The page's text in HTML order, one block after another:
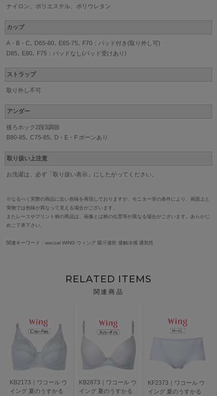
ナイロン、ポリエステル、ポリウレタン
カップ
A・B・C､ D65-80､ E65-75､ F70：パッド付き(取り外し可)
D85､ E80､ F75：パッドなし(パッド受けあり)
ストラップ
取り外し不可
アンダー
後ろホック2段3調節
B80-85､ C75-85､ D・E・F ボーンあり
取り扱い上注意
お洗濯は、必ず「取り扱い表示」にしたがってください。
※なるべく実際の商品に近い色味を再現しておりますが、モニター等の条件により、画面上と
実物では色味が異なって見える場合がございます。
またレースやプリント柄の商品は、画像とは柄の位置等が異なる場合がございます。あらかじ
めご了承下さい。
関連キーワード：wacoal WING ウィング 吸汗速乾 接触冷感 通気性
RELATED ITEMS
関連商品
KB2173｜ワコール ウ
イング 夏のうすかる
KB2873｜ワコール ウ
イング 夏のうすかる
KF2373｜ワコール ウ
イング 夏のうすかる